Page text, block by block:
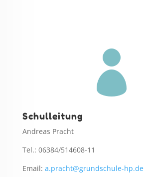

Schulleitung
Andreas Pracht
Tel.: 06384/514608-11
Email: a.pracht@grundschule-hp.de